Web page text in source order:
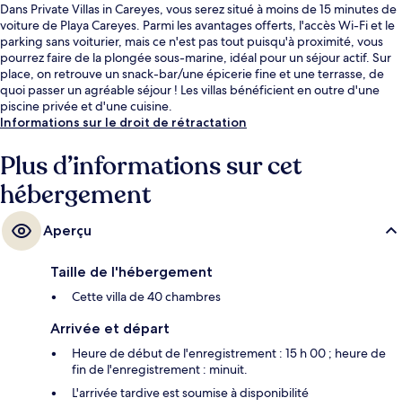
Dans Private Villas in Careyes, vous serez situé à moins de 15 minutes de
voiture de Playa Careyes. Parmi les avantages offerts, l'accès Wi-Fi et le
parking sans voiturier, mais ce n'est pas tout puisqu'à proximité, vous
pourrez faire de la plongée sous-marine, idéal pour un séjour actif. Sur
place, on retrouve un snack-bar/une épicerie fine et une terrasse, de
quoi passer un agréable séjour ! Les villas bénéficient en outre d'une
piscine privée et d'une cuisine.
Informations sur le droit de rétractation
Plus d’informations sur cet
hébergement
Aperçu
Taille de l'hébergement
Cette villa de 40 chambres
Arrivée et départ
Heure de début de l'enregistrement : 15 h 00 ; heure de
fin de l'enregistrement : minuit.
L'arrivée tardive est soumise à disponibilité